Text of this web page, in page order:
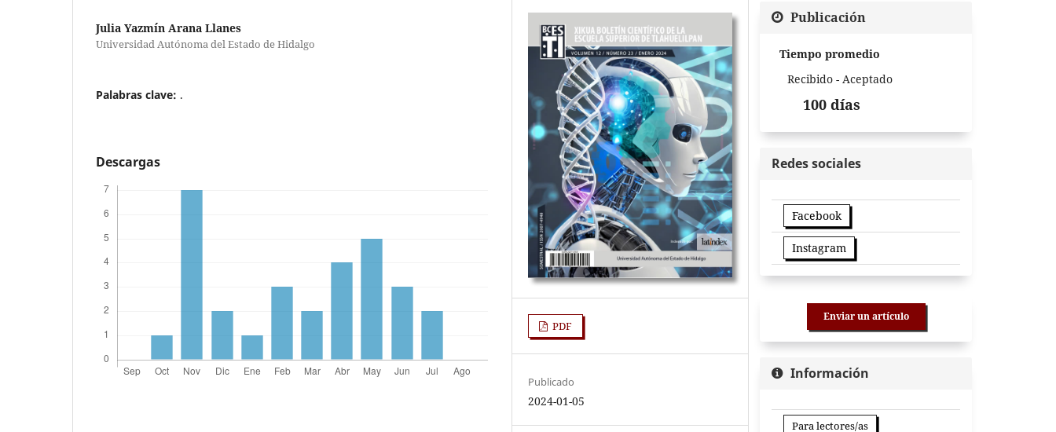
Julia Yazmín Arana Llanes
Universidad Autónoma del Estado de Hidalgo
Palabras clave: .
Descargas
PDF
Publicado
2024-01-05
Publicación
Tiempo promedio
Recibido - Aceptado
100 días
Redes sociales
Facebook
Instagram
Enviar un artículo
Información
Para lectores/as